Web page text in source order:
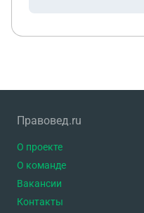
Правовед.ru
О проекте
О команде
Вакансии
Контакты